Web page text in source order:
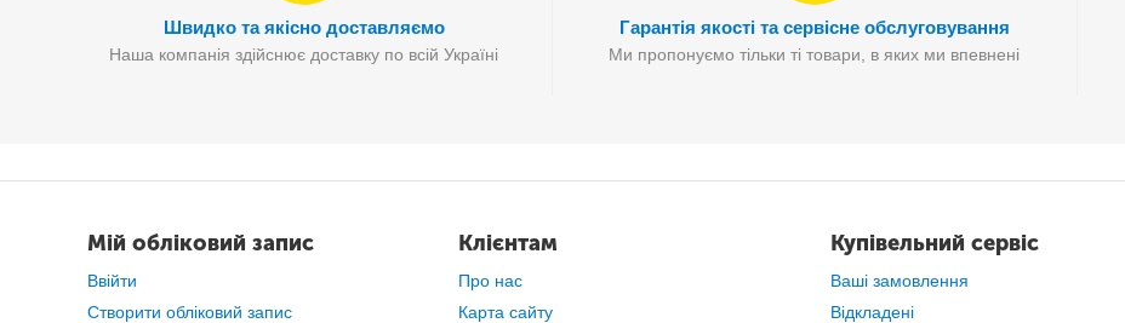
Портативний 5" TFT LCD монітор
Автоматичне перемикання PAL/NTSC
Можливість підключення камери високої роздільної здатності
Швидко та якісно доставляємо
Наша компанія здійснює доставку по всій Україні
Гарантія якості та сервісне обслуговування
Ми пропонуємо тільки ті товари, в яких ми впевнені
Мій обліковий запис
Ввійти
Створити обліковий запис
Клієнтам
Про нас
Карта сайту
Купівельний сервіс
Ваші замовлення
Відкладені